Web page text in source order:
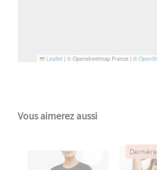
Leaflet | © Openstreetmap France | ©
Vous aimerez aussi